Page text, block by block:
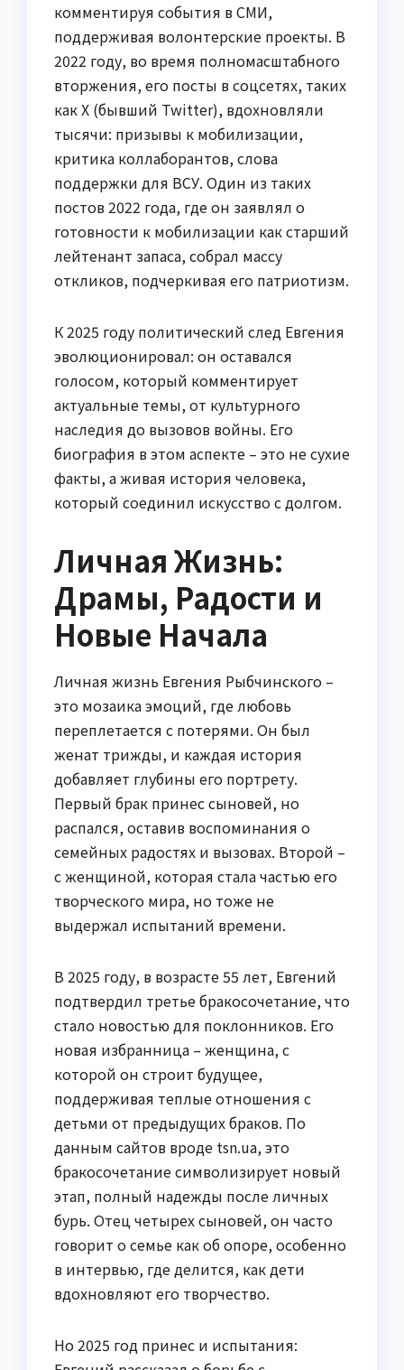
комментируя события в СМИ,
поддерживая волонтерские проекты. В
2022 году, во время полномасштабного
вторжения, его посты в соцсетях, таких
как X (бывший Twitter), вдохновляли
тысячи: призывы к мобилизации,
критика коллаборантов, слова
поддержки для ВСУ. Один из таких
постов 2022 года, где он заявлял о
готовности к мобилизации как старший
лейтенант запаса, собрал массу
откликов, подчеркивая его патриотизм.
К 2025 году политический след Евгения
эволюционировал: он оставался
голосом, который комментирует
актуальные темы, от культурного
наследия до вызовов войны. Его
биография в этом аспекте – это не сухие
факты, а живая история человека,
который соединил искусство с долгом.
Личная Жизнь:
Драмы, Радости и
Новые Начала
Личная жизнь Евгения Рыбчинского –
это мозаика эмоций, где любовь
переплетается с потерями. Он был
женат трижды, и каждая история
добавляет глубины его портрету.
Первый брак принес сыновей, но
распался, оставив воспоминания о
семейных радостях и вызовах. Второй –
с женщиной, которая стала частью его
творческого мира, но тоже не
выдержал испытаний времени.
В 2025 году, в возрасте 55 лет, Евгений
подтвердил третье бракосочетание, что
стало новостью для поклонников. Его
новая избранница – женщина, с
которой он строит будущее,
поддерживая теплые отношения с
детьми от предыдущих браков. По
данным сайтов вроде tsn.ua, это
бракосочетание символизирует новый
этап, полный надежды после личных
бурь. Отец четырех сыновей, он часто
говорит о семье как об опоре, особенно
в интервью, где делится, как дети
вдохновляют его творчество.
Но 2025 год принес и испытания: